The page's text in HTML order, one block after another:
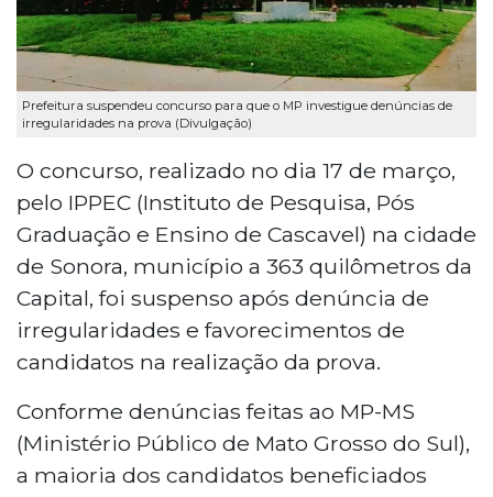
Prefeitura suspendeu concurso para que o MP investigue denúncias de
irregularidades na prova (Divulgação)
O concurso, realizado no dia 17 de março,
pelo IPPEC (Instituto de Pesquisa, Pós
Graduação e Ensino de Cascavel) na cidade
de Sonora, município a 363 quilômetros da
Capital, foi suspenso após denúncia de
irregularidades e favorecimentos de
candidatos na realização da prova.
Conforme denúncias feitas ao MP-MS
(Ministério Público de Mato Grosso do Sul),
a maioria dos candidatos beneficiados